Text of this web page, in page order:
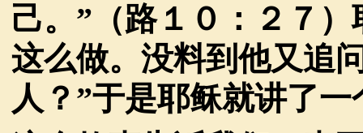
己。”（路１０：２７
这么做。没料到他又追
人？”于是耶稣就讲了